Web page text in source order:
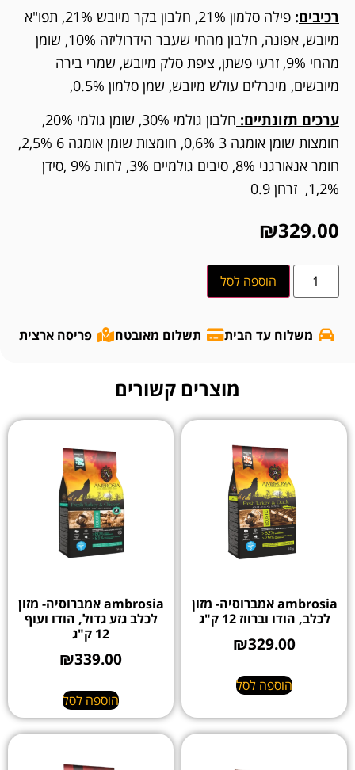
רכיבים:
פילה סלמון 21%, חלבון בקר מיובש 21%, תפו"א
מיובש, אפונה, חלבון מהחי שעבר הידרוליזה 10%, שומן
מהחי 9%, זרעי פשתן, ציפת סלק מיובש, שמרי בירה
מיובשים, מינרלים עולש מיובש, שמן סלמון 0.5%,
ערכים תזונתיים:
חלבון גולמי 30%, שומן גולמי 20%,
חומצות שומן אומגה 3 0,6%, חומצות שומן אומגה 6 2,5%,
חומר אנאורגני 8%, סיבים גולמיים 3%, לחות 9% ,סידן
1,2%, זרחן 0.9
₪329.00
הוספה לסל
משלוח עד הבית תשלום מאובטח פריסה ארצית
מוצרים קשורים
ambrosia אמברוסיה- מזון
לכלב, הודו וברווז 12 ק"ג
₪329.00
הוספה לסל
ambrosia אמברוסיה- מזון
לכלב גזע גדול, הודו ועוף
12 ק"ג
₪339.00
הוספה לסל